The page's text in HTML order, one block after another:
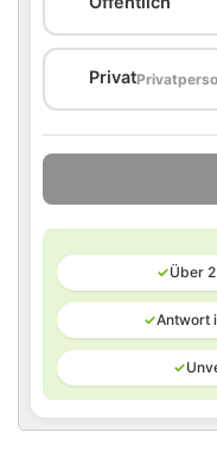
Privat
✓Über
✓Antwort
✓